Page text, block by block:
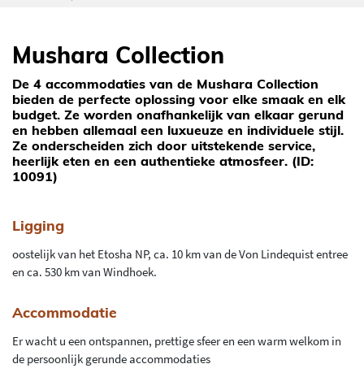
Mushara Collection
De 4 accommodaties van de Mushara Collection
bieden de perfecte oplossing voor elke smaak en elk
budget. Ze worden onafhankelijk van elkaar gerund
en hebben allemaal een luxueuze en individuele stijl.
Ze onderscheiden zich door uitstekende service,
heerlijk eten en een authentieke atmosfeer. (ID:
10091)
Ligging
oostelijk van het Etosha NP, ca. 10 km van de Von Lindequist entree
en ca. 530 km van Windhoek.
Accommodatie
Er wacht u een ontspannen, prettige sfeer en een warm welkom in
de persoonlijk gerunde accommodaties